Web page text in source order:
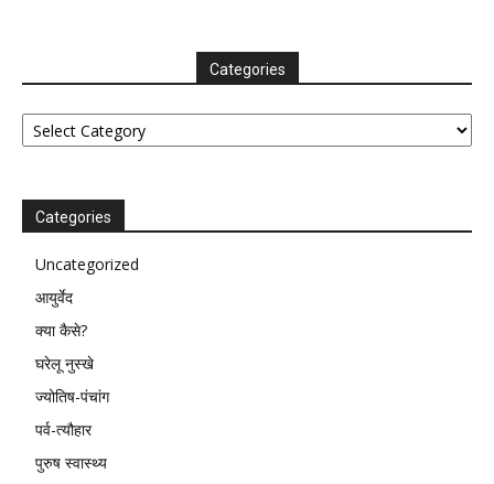
Categories
Categories
Categories
Uncategorized
आयुर्वेद
क्या कैसे?
घरेलू नुस्खे
ज्योतिष-पंचांग
पर्व-त्यौहार
पुरुष स्वास्थ्य